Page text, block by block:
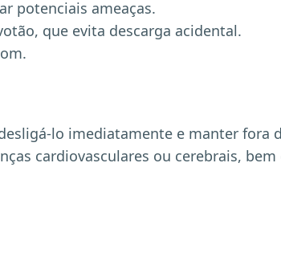
potenciais ameaças.
que evita descarga acidental.
lo imediatamente e manter fora
cardiovasculares ou cerebrais,